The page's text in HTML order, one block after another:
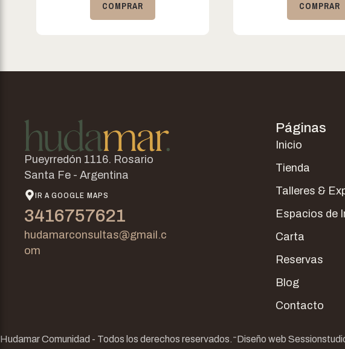
COMPRAR COMPRAR
Pueyrredón 1116. Rosario
Santa Fe - Argentina
IR A GOOGLE MAPS
3416757621
hudamarconsultas@gmail.c
om
Páginas
Inicio
Tienda
Talleres &
Espacios de
Carta
Reservas
Blog
Contacto
Hudamar Comunidad - Todos los derechos reservados.-Diseño web